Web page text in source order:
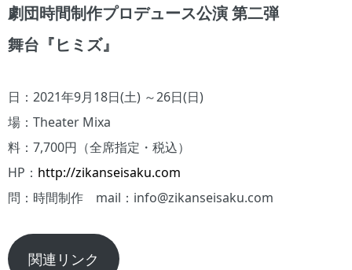
劇団時間制作プロデュース公演 第二弾
舞台『ヒミズ』
日：2021年9月18日(土) ～26日(日)
場：Theater Mixa
料：7,700円（全席指定・税込）
HP： http://zikanseisaku.com
問：時間制作 mail：info@zikanseisaku.com
関連リンク